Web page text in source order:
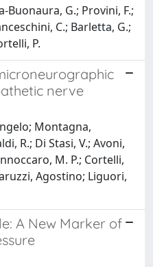
Buonaura, G.; Provini, F.;
C.; Barletta, G.;
P.
nerve
Montagna,
R.; Di Stasi, V.; Avoni,
M. P.; Cortelli,
Agostino; Liguori,
A New Marker of